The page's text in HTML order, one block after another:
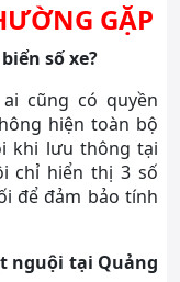
GẶP
số xe?
cũng có quyền
hiện toàn bộ
khi lưu thông tại
chỉ hiển thị 3 số
để đảm bảo tính
nguội tại Quảng